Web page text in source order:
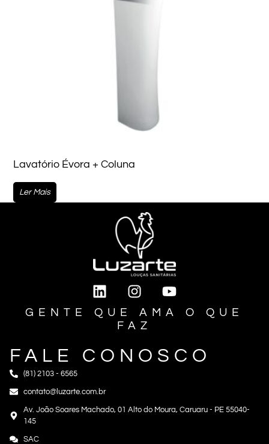
Lavatório Évora + Coluna
Ler Mais
GENTE QUE AMA O QUE
FAZ
FALE CONOSCO
(81) 2103 - 6565
contato@luzarte.com.br
Av. João Soares Machado, 01 Alto do Moura, Caruaru - PE 55040-
145
SAC